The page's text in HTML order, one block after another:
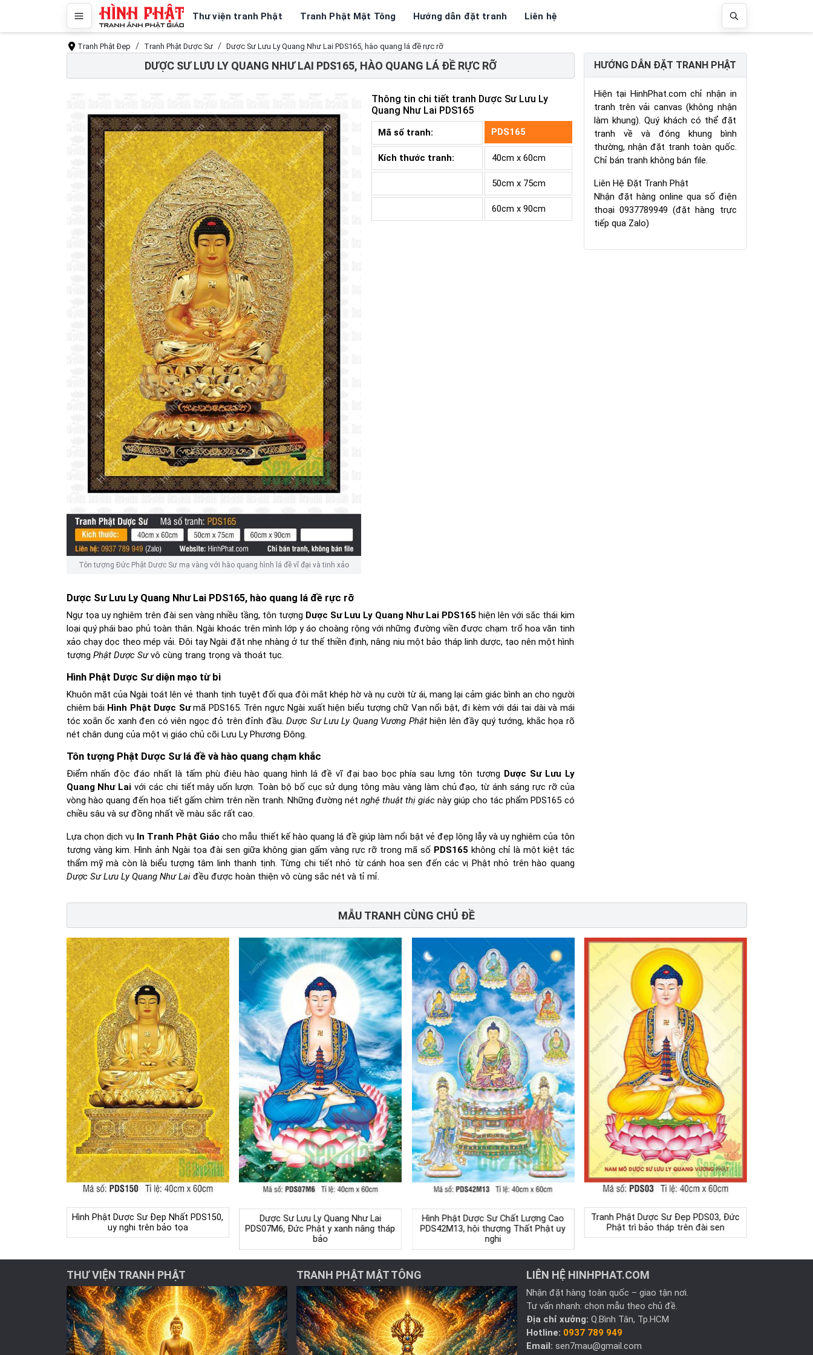
Thư viện tranh Phật Tranh Phật Mật Tông Hướng dẫn đặt tranh Liên hệ
Tranh Phật Đẹp Tranh Phật Dược Sư Dược Sư Lưu Ly Quang Như Lai PDS165, hào quang lá đề rực rỡ
DƯỢC SƯ LƯU LY QUANG NHƯ LAI PDS165, HÀO QUANG LÁ ĐỀ RỰC RỠ
Tôn tượng Đức Phật Dược Sư mạ vàng với hào quang hình lá đề vĩ đại và tinh xảo
Thông tin chi tiết tranh Dược Sư Lưu Ly
Quang Như Lai PDS165
Mã số tranh: PDS165
Kích thước tranh: 40cm x 60cm
50cm x 75cm
60cm x 90cm
Dược Sư Lưu Ly Quang Như Lai PDS165, hào quang lá đề rực rỡ
Ngự tọa uy nghiêm trên đài sen vàng nhiều tầng, tôn tượng Dược Sư Lưu Ly Quang Như Lai PDS165 hiện lên với sắc thái kim
loại quý phái bao phủ toàn thân. Ngài khoác trên mình lớp y áo choàng rộng với những đường viền được chạm trổ hoa văn tinh
xảo chạy dọc theo mép vải. Đôi tay Ngài đặt nhẹ nhàng ở tư thế thiền định, nâng niu một bảo tháp linh dược, tạo nên một hình
tượng Phật Dược Sưvô cùng trang trọng và thoát tục.
Hình Phật Dược Sư diện mạo từ bi
Khuôn mặt của Ngài toát lên vẻ thanh tịnh tuyệt đối qua đôi mắt khép hờ và nụ cười từ ái, mang lại cảm giác bình an cho người
chiêm bái Hình Phật Dược Sưmã PDS165. Trên ngực Ngài xuất hiện biểu tượng chữ Vạn nổi bật, đi kèm với dái tai dài và mái
tóc xoắn ốc xanh đen có viên ngọc đỏ trên đỉnh đầu.Dược Sư Lưu Ly Quang Vương Phậthiện lên đầy quý tướng, khắc họa rõ
nét chân dung của một vị giáo chủ cõi Lưu Ly Phương Đông.
Tôn tượng Phật Dược Sư lá đề và hào quang chạm khắc
Điểm nhấn độc đáo nhất là tấm phù điêu hào quang hình lá đề vĩ đại bao bọc phía sau lưng tôn tượng Dược Sư Lưu Ly
Quang Như Lai với các chi tiết mây uốn lượn. Toàn bộ bố cục sử dụng tông màu vàng làm chủ đạo, từ ánh sáng rực rỡ của
vòng hào quang đến họa tiết gấm chìm trên nền tranh. Những đường nétnghệ thuật thị giác này giúp cho tác phẩm PDS165 có
chiều sâu và sự đồng nhất về màu sắc rất cao.
Lựa chọn dịch vụ In Tranh Phật Giáo cho mẫu thiết kế hào quang lá đề giúp làm nổi bật vẻ đẹp lộng lẫy và uy nghiêm của tôn
tượng vàng kim. Hình ảnh Ngài tọa đài sen giữa không gian gấm vàng rực rỡ trong mã số PDS165 không chỉ là một kiệt tác
thẩm mỹ mà còn là biểu tượng tâm linh thanh tịnh. Từng chi tiết nhỏ từ cánh hoa sen đến các vị Phật nhỏ trên hào quang
Dược Sư Lưu Ly Quang Như Laiđều được hoàn thiện vô cùng sắc nét và tỉ mỉ.
HƯỚNG DẪN ĐẶT TRANH PHẬT
Hiện tại HinhPhat.com chỉ nhận in
tranh trên vải canvas (không nhận
làm khung). Quý khách có thể đặt
tranh về và đóng khung bình
thường, nhận đặt tranh toàn quốc.
Chỉ bán tranh không bán file.
Liên Hệ Đặt Tranh Phật
Nhận đặt hàng online qua số điện
thoại 0937789949 (đặt hàng trực
tiếp qua Zalo)
MẪU TRANH CÙNG CHỦ ĐỀ
Hình Phật Dược Sư Đẹp Nhất PDS150,
uy nghi trên bảo tọa
Dược Sư Lưu Ly Quang Như Lai
PDS07M6, Đức Phật y xanh nâng tháp
bảo
Hình Phật Dược Sư Chất Lượng Cao
PDS42M13, hội thượng Thất Phật uy
nghi
Tranh Phật Dược Sư Đẹp PDS03, Đức
Phật trì bảo tháp trên đài sen
THƯ VIỆN TRANH PHẬT TRANH PHẬT MẬT TÔNG LIÊN HỆ HINHPHAT.COM
Nhận đặt hàng toàn quốc – giao tận nơi.
Tư vấn nhanh: chọn mẫu theo chủ đề.
Địa chỉ xưởng: Q.Bình Tân, Tp.HCM
Hotline: 0937 789 949
Email: sen7mau@gmail.com